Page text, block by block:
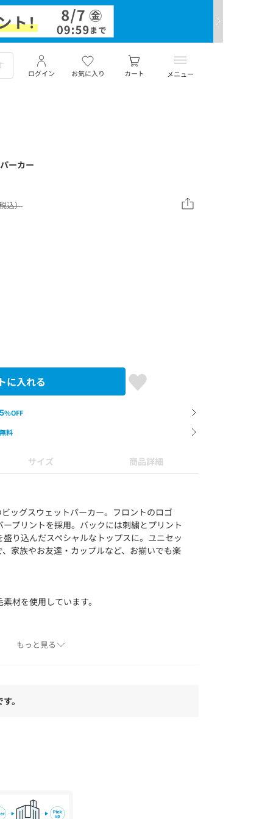
メニュー
お気に入り
ログイン カート
ーカー
込）
に入れる
5%OFF
料
サイズ 商品詳細
ッグスウェットパーカー。フロントのロゴ
プリントを採用。バックには刺繍とプリント
り込んだスペシャルなトップスに。ユニセッ
家族やお友達・カップルなど、お揃いでも楽
材を使用しています。
開するディズニーアイテムのワンピース
もっと見る
。